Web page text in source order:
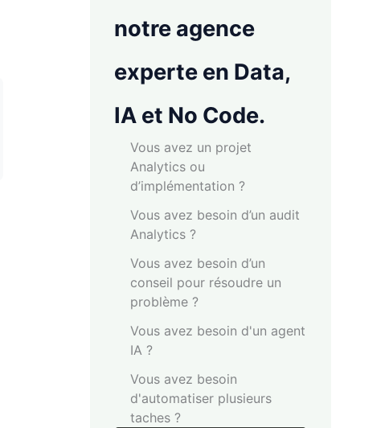
notre agence
experte en Data,
IA et No Code.
Vous avez un projet
Analytics ou
d’implémentation ?
Vous avez besoin d’un audit
Analytics ?
Vous avez besoin d’un
conseil pour résoudre un
problème ?
Vous avez besoin d'un agent
IA ?
Vous avez besoin
d'automatiser plusieurs
taches ?